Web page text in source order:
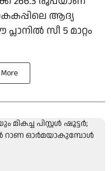
ആദ്യ
സീ 5 മാറ്റം